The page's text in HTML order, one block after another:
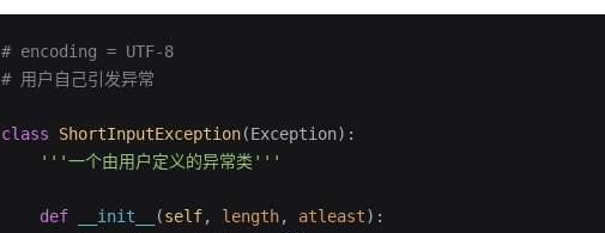
# encoding = UTF-8
# 用户自己引发异常
class ShortInputException(Exception):
    '''一个由用户定义的异常类'''
    def
__init__ (self, length, atleast):